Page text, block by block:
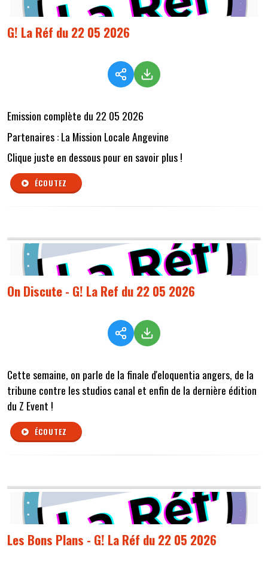
G! La Réf du 22 05 2026
Emission complète du 22 05 2026
Partenaires : La Mission Locale Angevine
Clique juste en dessous pour en savoir plus !
ÉCOUTEZ
On Discute - G! La Ref du 22 05 2026
Cette semaine, on parle de la finale d'eloquentia angers, de la
tribune contre les studios canal et enfin de la dernière édition
du Z Event !
ÉCOUTEZ
Les Bons Plans - G! La Réf du 22 05 2026